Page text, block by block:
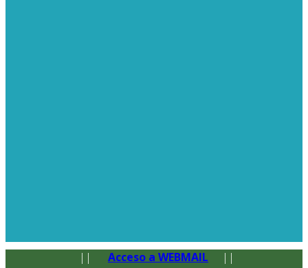
|| Acceso a WEBMAIL
||